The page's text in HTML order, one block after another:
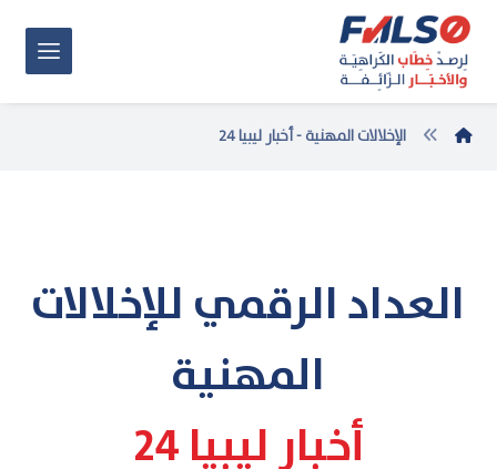
الإخلالات المهنية - أخبار ليبيا 24
العداد الرقمي للإخلالات
المهنية
أخبار ليبيا 24